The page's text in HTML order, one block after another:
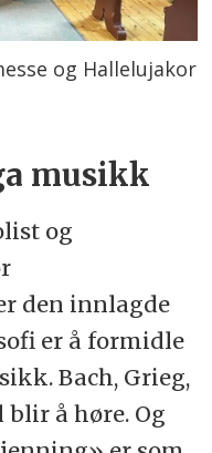
og Hallelujakor
musikk
og
den innlagde
er å formidle
Bach, Grieg,
å høre. Og